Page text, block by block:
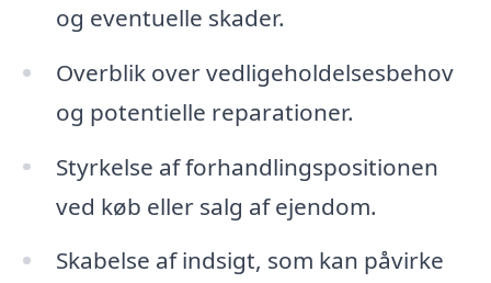
og eventuelle skader.
Overblik over vedligeholdelsesbehov
og potentielle reparationer.
Styrkelse af forhandlingspositionen
ved køb eller salg af ejendom.
Skabelse af indsigt, som kan påvirke